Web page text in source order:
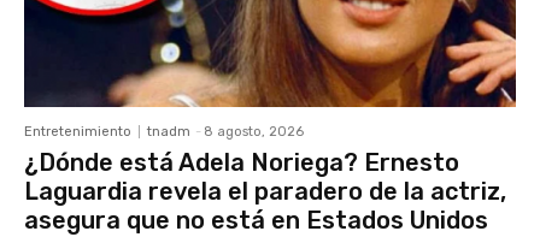
Entretenimiento tnadm - 8 agosto, 2026
¿Dónde está Adela Noriega? Ernesto
Laguardia revela el paradero de la actriz,
asegura que no está en Estados Unidos